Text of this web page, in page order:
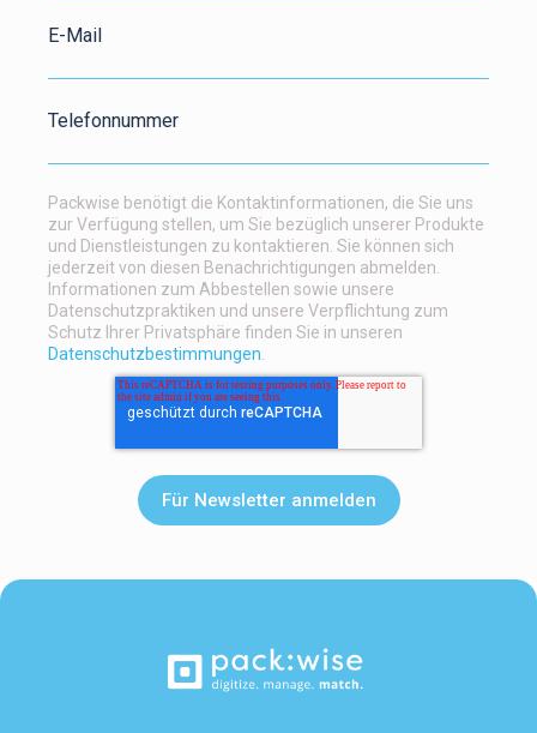
E-Mail
Telefonnummer
Packwise benötigt die Kontaktinformationen, die Sie uns
zur Verfügung stellen, um Sie bezüglich unserer Produkte
und Dienstleistungen zu kontaktieren. Sie können sich
jederzeit von diesen Benachrichtigungen abmelden.
Informationen zum Abbestellen sowie unsere
Datenschutzpraktiken und unsere Verpflichtung zum
Schutz Ihrer Privatsphäre finden Sie in unseren
Datenschutzbestimmungen